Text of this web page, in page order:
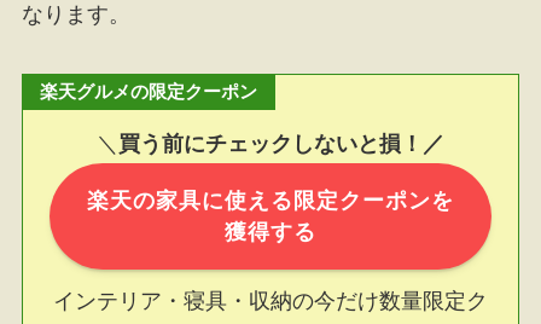
なります。
楽天グルメの限定クーポン
＼ 買う前にチェックしないと損！／
楽天の家具に使える限定クーポンを
獲得する
インテリア・寝具・収納の今だけ数量限定ク